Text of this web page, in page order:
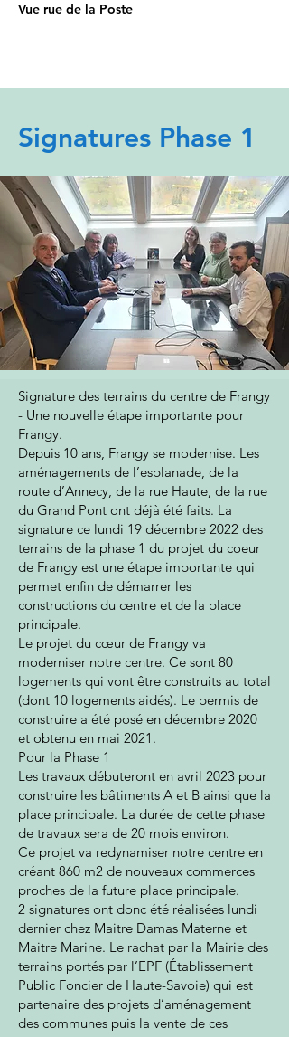
Vue rue de la Poste
Signatures Phase 1
Signature des terrains du centre de Frangy
- Une nouvelle étape importante pour
Frangy.
Depuis 10 ans, Frangy se modernise. Les
aménagements de l’esplanade, de la
route d’Annecy, de la rue Haute, de la rue
du Grand Pont ont déjà été faits. La
signature ce lundi 19 décembre 2022 des
terrains de la phase 1 du projet du coeur
de Frangy est une étape importante qui
permet enfin de démarrer les
constructions du centre et de la place
principale.
Le projet du cœur de Frangy va
moderniser notre centre. Ce sont 80
logements qui vont être construits au total
(dont 10 logements aidés). Le permis de
construire a été posé en décembre 2020
et obtenu en mai 2021.
Pour la Phase 1
Les travaux débuteront en avril 2023 pour
construire les bâtiments A et B ainsi que la
place principale. La durée de cette phase
de travaux sera de 20 mois environ.
Ce projet va redynamiser notre centre en
créant 860 m2 de nouveaux commerces
proches de la future place principale.
2 signatures ont donc été réalisées lundi
dernier chez Maitre Damas Materne et
Maitre Marine. Le rachat par la Mairie des
terrains portés par l’EPF (Établissement
Public Foncier de Haute-Savoie) qui est
partenaire des projets d’aménagement
des communes puis la vente de ces